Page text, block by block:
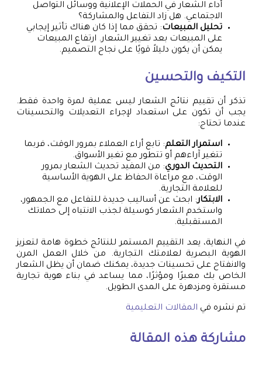
أداء الشعار في الحملات الإعلانية ووسائل التواصل
الاجتماعي. هل زاد التفاعل والمشاركة؟
تحليل المبيعات: تحقق مما إذا كان هناك تأثير إيجابي
على المبيعات بعد تغيير الشعار. ارتفاع المبيعات
يمكن أن يكون دليلاً قويًا على نجاح التصميم.
التكيف والتحسين
تذكر أن تقييم نتائج الشعار ليس عملية لمرة واحدة فقط.
يجب أن تكون على استعداد لإجراء التعديلات والتحسينات
عندما تحتاج:
استمرار التعلم: تابع أراء العملاء بمرور الوقت، فربما
تتغير آراءهم أو تتطور مع تغير الأسواق.
التحديث الدوري: من المفيد تحديث الشعار بمرور
الوقت، مع مراعاة الحفاظ على الهوية الأساسية
للعلامة التجارية.
الابتكار: ابحث عن أساليب جديدة للتفاعل مع الجمهور،
واستخدم الشعار كوسيلة لجذب الانتباه إلى حملاتك
المستقبلية.
في النهاية، يعد التقييم المستمر للنتائج خطوة هامة لتعزيز
الهوية البصرية لعلامتك التجارية. من خلال العمل المرن
والانفتاح على تحسينات جديدة، يمكنك ضمان أن يظل الشعار
الخاص بك معبرًا ومؤثرًا، مما يساعد في بناء هوية تجارية
مستقرة ومزدهرة على المدى الطويل.
تم نشره في المقالات التعليمية
مشاركة هذه المقالة